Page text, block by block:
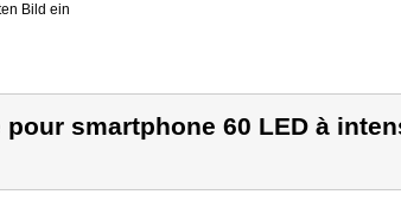
Bild ein
smartphone 60 LED à